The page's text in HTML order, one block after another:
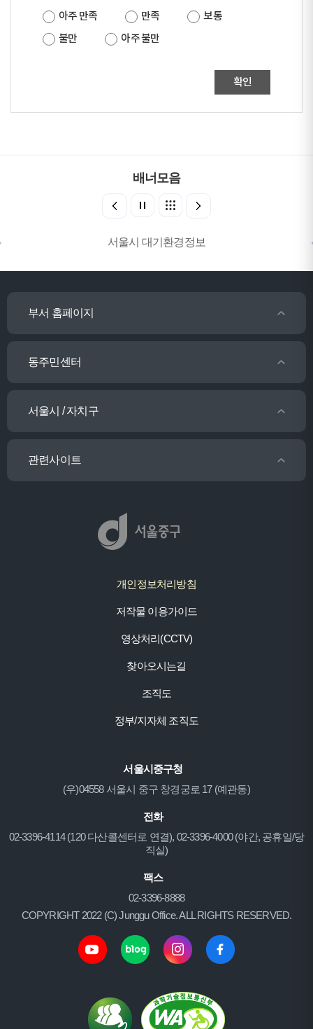
아주 만족 만족
보통
불만
아주 불만
확인
배너모음
서울시 대기환경정보
부서 홈페이지
동주민센터
서울시 / 자치구
관련사이트
개인정보처리방침
저작물 이용가이드
영상처리(CCTV)
찾아오시는길
조직도
정부/지자체 조직도
서울시중구청
(우)04558 서울시 중구 창경궁로 17 (예관동)
전화
02-3396-4114 (120 다산콜센터로 연결), 02-3396-4000 (야간, 공휴일/당
직실)
팩스
02-3396-8888
COPYRIGHT 2022 (C) Junggu Office. ALL RIGHTS RESERVED.